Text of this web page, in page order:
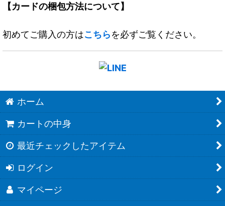
【カードの梱包方法について】
初めてご購入の方はこちらを必ずご覧ください。
ホーム
カートの中身
最近チェックしたアイテム
ログイン
マイページ